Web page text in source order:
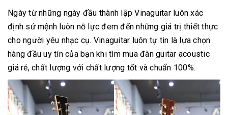
Ngày từ những ngày đầu thành lập Vinaguitar luôn xác
định sứ mệnh luôn nỗ lực đem đến những giá trị thiết thực
cho người yêu nhạc cụ. Vinaguitar luôn tự tin là lựa chọn
hàng đầu uy tín của bạn khi tìm mua đàn guitar acoustic
giá rẻ, chất lượng với chất lượng tốt và chuẩn 100%.